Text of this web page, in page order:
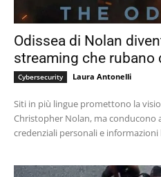
Odissea di Nolan
streaming che rubano
Cybersecurity Laura Antonelli
Siti in più lingue promettono la
Christopher Nolan, ma conducono